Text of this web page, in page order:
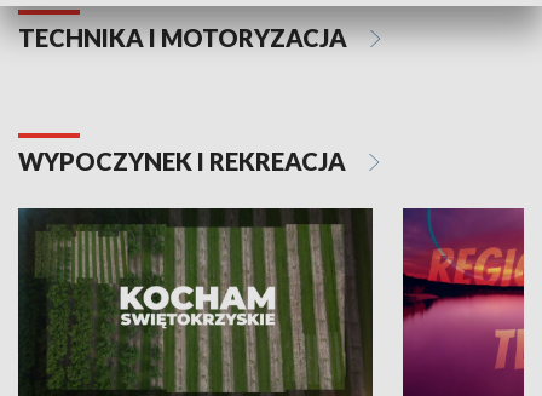
TECHNIKA I MOTORYZACJA
WYPOCZYNEK I REKREACJA